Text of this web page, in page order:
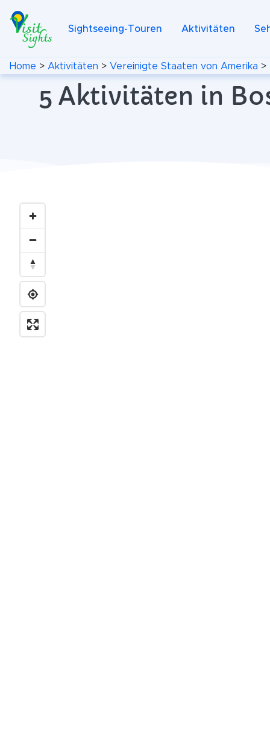
Sightseeing-Touren Aktivitäten
Home > Aktivitäten > Vereinigte Staaten von Amerika >
5 Aktivitäten in